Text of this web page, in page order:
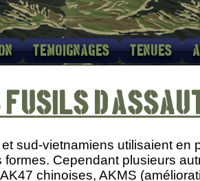
Temoignages Tenues
fusils
sud-vietnamiens utilisaient en
formes. Cependant plusieurs
chinoises, AKMS